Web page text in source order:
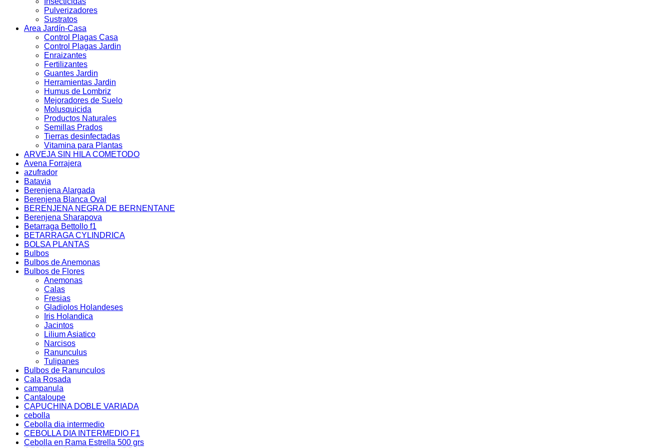
Pulverizadores
Sustratos
Area Jardín-Casa
Control Plagas Casa
Control Plagas Jardin
Enraizantes
Fertilizantes
Guantes Jardin
Herramientas Jardin
Humus de Lombriz
Mejoradores de Suelo
Molusquicida
Productos Naturales
Semillas Prados
Tierras desinfectadas
Vitamina para Plantas
ARVEJA SIN HILA COMETODO
Avena Forrajera
azufrador
Batavia
Berenjena Alargada
Berenjena Blanca Oval
BERENJENA NEGRA DE BERNENTANE
Berenjena Sharapova
Betarraga Bettollo f1
BETARRAGA CYLINDRICA
BOLSA PLANTAS
Bulbos
Bulbos de Anemonas
Bulbos de Flores
Anemonas
Calas
Fresias
Gladiolos Holandeses
Iris Holandica
Jacintos
Lilium Asiatico
Narcisos
Ranunculus
Tulipanes
Bulbos de Ranunculos
Cala Rosada
campanula
Cantaloupe
CAPUCHINA DOBLE VARIADA
cebolla
Cebolla dia intermedio
CEBOLLA DIA INTERMEDIO F1
Cebolla en Rama Estrella 500 grs